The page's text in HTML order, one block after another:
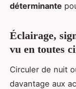
déterminante
Éclairage,
vu en toutes
Circuler de nuit
davantage aux